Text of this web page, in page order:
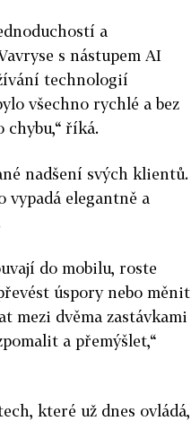
a
s nástupem AI
technologií
všechno rychlé a bez
říká.
nadšení svých klientů.
vypadá elegantně a
do mobilu, roste
úspory nebo měnit
mezi dvěma zastávkami
a přemýšlet,“
které už dnes ovládá,